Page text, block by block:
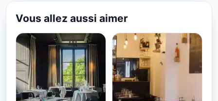
Vous allez aussi aimer